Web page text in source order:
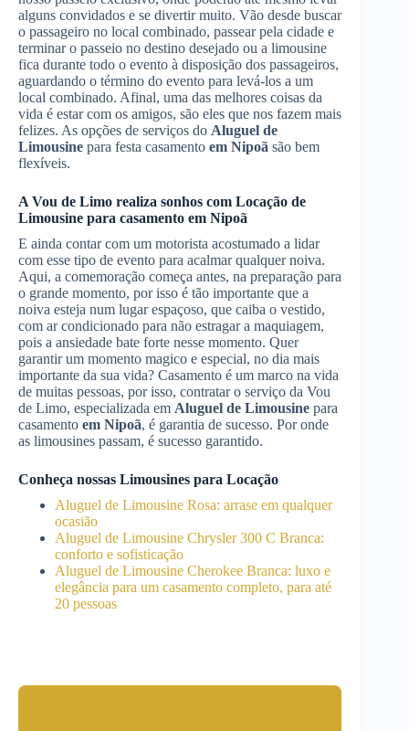
alguns convidados e se divertir muito. Vão desde buscar
o passageiro no local combinado, passear pela cidade e
terminar o passeio no destino desejado ou a limousine
fica durante todo o evento à disposição dos passageiros,
aguardando o término do evento para levá-los a um
local combinado. Afinal, uma das melhores coisas da
vida é estar com os amigos, são eles que nos fazem mais
felizes. As opções de serviços do Aluguel de
Limousine para festa casamento em Nipoã são bem
flexíveis.
A Vou de Limo realiza sonhos com Locação de
Limousine para casamento em Nipoã
E ainda contar com um motorista acostumado a lidar
com esse tipo de evento para acalmar qualquer noiva.
Aqui, a comemoração começa antes, na preparação para
o grande momento, por isso é tão importante que a
noiva esteja num lugar espaçoso, que caiba o vestido,
com ar condicionado para não estragar a maquiagem,
pois a ansiedade bate forte nesse momento. Quer
garantir um momento magico e especial, no dia mais
importante da sua vida? Casamento é um marco na vida
de muitas pessoas, por isso, contratar o serviço da Vou
de Limo, especializada em Aluguel de Limousine para
casamento em Nipoã, é garantia de sucesso. Por onde
as limousines passam, é sucesso garantido.
Conheça nossas Limousines para Locação
Aluguel de Limousine Rosa: arrase em qualquer
ocasião
Aluguel de Limousine Chrysler 300 C Branca:
conforto e sofisticação
Aluguel de Limousine Cherokee Branca: luxo e
elegância para um casamento completo, para até
20 pessoas